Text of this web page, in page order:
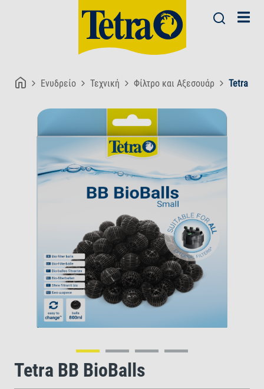
Ενυδρείο Τεχνική Φίλτρο και Αξεσουάρ Tetra
Tetra BB BioBalls